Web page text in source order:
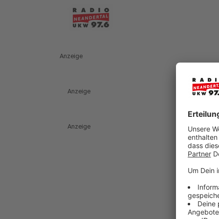
Anzeige
Anzeige
Anzeige